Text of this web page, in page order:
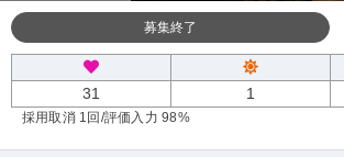
募集終了
31 1
採用取消 1回 /評価入力 98%